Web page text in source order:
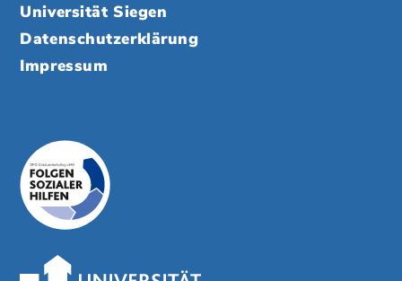
Universität Siegen
Datenschutzerklärung
Impressum